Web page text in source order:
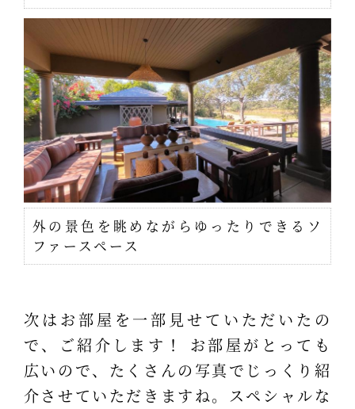
外の景色を眺めながらゆったりできるソ
ファースペース
次はお部屋を一部見せていただいたの
で、ご紹介します！ お部屋がとっても
広いので、たくさんの写真でじっくり紹
介させていただきますね。スペシャルな